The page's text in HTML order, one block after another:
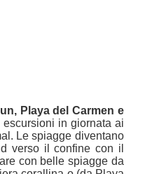
Playa del Carmen e
in giornata ai
Le spiagge diventano
verso il confine con il
con belle spiagge da